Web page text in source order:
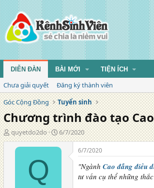
DIỄN ĐÀN BÀI MỚI TIỆN ÍCH
Chưa giải quyết
Đăng ký thành viên
Góc Cộng Đồng
Tuyển sinh
Chương trình đào tạo
T
á
quyetdo2do
N
g
à
6/7/2020
Q
6/7/2020
"Ngành Cao đẳng điều
tư vấn cụ thể những